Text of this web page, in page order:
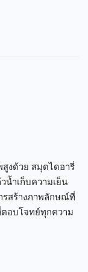
งด้วย สมุดไดอารี่
ำเก็บความเย็น
รสร้างภาพลักษณ์ที่
อบโจทย์ทุกความ